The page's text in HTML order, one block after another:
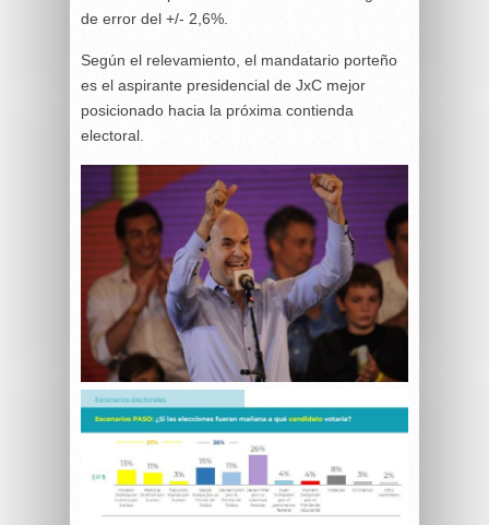
de error del +/- 2,6%.
Según el relevamiento, el mandatario porteño
es el aspirante presidencial de JxC mejor
posicionado hacia la próxima contienda
electoral.